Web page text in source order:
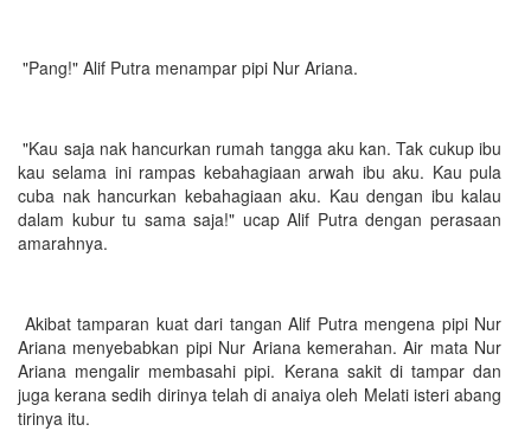
"Pang!" Alif Putra menampar pipi Nur Ariana.
"Kau saja nak hancurkan rumah tangga aku kan. Tak cukup ibu
kau selama ini rampas kebahagiaan arwah ibu aku. Kau pula
cuba nak hancurkan kebahagiaan aku. Kau dengan ibu kalau
dalam kubur tu sama saja!" ucap Alif Putra dengan perasaan
amarahnya.
Akibat tamparan kuat dari tangan Alif Putra mengena pipi Nur
Ariana menyebabkan pipi Nur Ariana kemerahan. Air mata Nur
Ariana mengalir membasahi pipi. Kerana sakit di tampar dan
juga kerana sedih dirinya telah di anaiya oleh Melati isteri abang
tirinya itu.